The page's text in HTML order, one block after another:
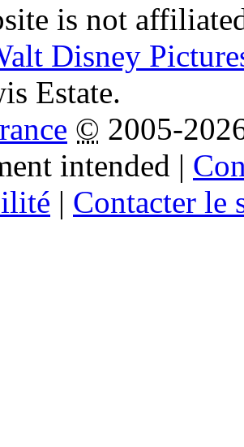
is not
Disney
Estate.
© 2005-
intended |
| Contacter le